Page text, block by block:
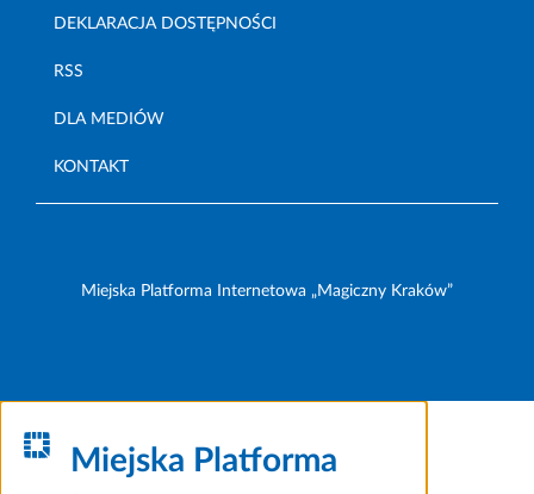
DEKLARACJA DOSTĘPNOŚCI
RSS
DLA MEDIÓW
KONTAKT
Miejska Platforma Internetowa „Magiczny Kraków”
Miejska Platforma